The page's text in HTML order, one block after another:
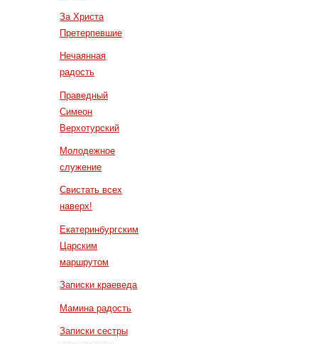
За Христа
Претерпевшие
Нечаянная
радость
Праведный
Симеон
Верхотурский
Молодежное
служение
Свистать всех
наверх!
Екатеринбургским
Царским
маршрутом
Записки краеведа
Мамина радость
Записки сестры